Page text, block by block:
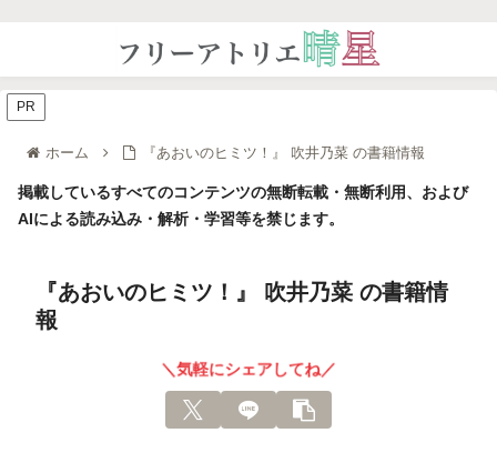
ホーム 『あおいのヒミツ！』 吹井乃菜 の書籍情報
掲載しているすべてのコンテンツの無断転載・無断利用、および
AIによる読み込み・解析・学習等を禁じます。
『あおいのヒミツ！』 吹井乃菜 の書籍情
報
＼気軽にシェアしてね／
PR